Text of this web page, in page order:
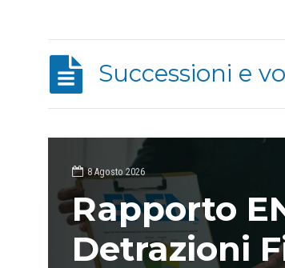
Successioni e
8 Agosto 2026
Rapporto
Detrazioni